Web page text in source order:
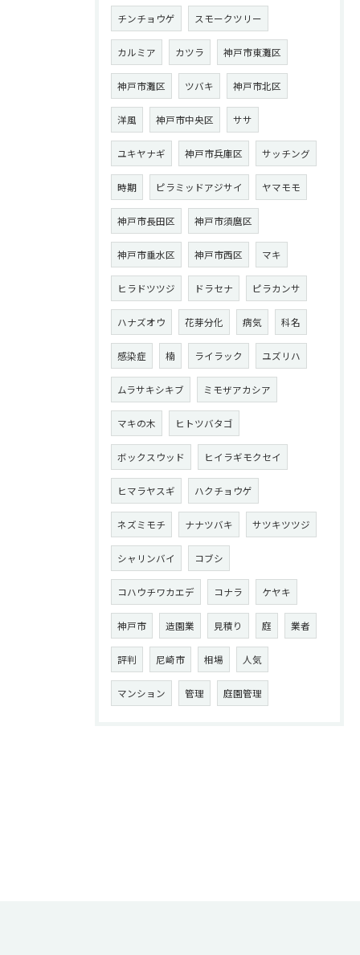
チンチョウゲ スモークツリー
カルミア カツラ 神戸市東灘区
神戸市灘区 ツバキ 神戸市北区
洋風 神戸市中央区 ササ
ユキヤナギ 神戸市兵庫区 サッチング
時期 ピラミッドアジサイ ヤマモモ
神戸市長田区 神戸市須麿区
神戸市垂水区 神戸市西区 マキ
ヒラドツツジ ドラセナ ピラカンサ
ハナズオウ 花芽分化 病気 科名
感染症 楠 ライラック ユズリハ
ムラサキシキブ ミモザアカシア
マキの木 ヒトツバタゴ
ボックスウッド ヒイラギモクセイ
ヒマラヤスギ ハクチョウゲ
ネズミモチ ナナツバキ サツキツツジ
シャリンバイ コブシ
コハウチワカエデ コナラ ケヤキ
神戸市 造園業 見積り 庭 業者
評判 尼崎市 相場 人気
マンション 管理 庭園管理